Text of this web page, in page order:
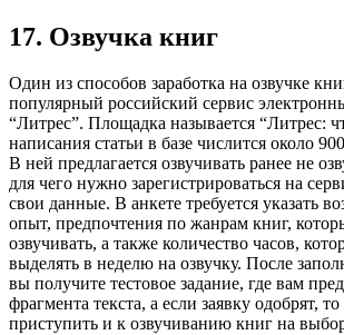
17. Озвучка книг
Один из способов заработка на озвучке
популярный российский сервис
“Литрес”. Площадка называется “Литрес:
написания статьи в базе числится около
В ней предлагается озвучивать ранее не
для чего нужно зарегистрироваться на
свои данные. В анкете требуется указать
опыт, предпочтения по жанрам книг,
озвучивать, а также количество часов,
выделять в неделю на озвучку. После
вы получите тестовое задание, где вам
фрагмента текста, а если заявку одобрят,
приступить и к озвучиванию книг на